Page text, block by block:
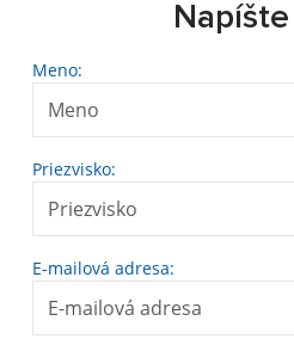
Meno:
Priezvisko:
E-mailová adresa: